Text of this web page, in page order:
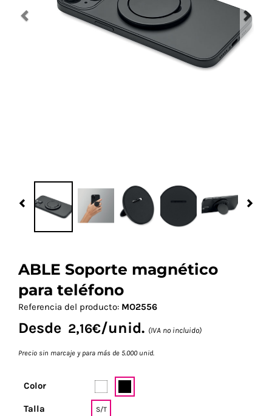
Navidad 🎄 Invierno
Previous
ABLE Soporte magnético
para teléfono
Referencia del producto: MO2556
Desde 2,16€/unid. (IVA no incluido)
Precio sin marcaje y para más de 5.000 unid.
Color
Talla S/T